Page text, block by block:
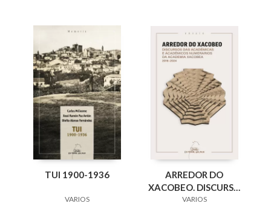
TUI 1900-1936
VARIOS
ARREDOR DO
XACOBEO. DISCURSO
DAS ACADEMICAS E
VARIOS